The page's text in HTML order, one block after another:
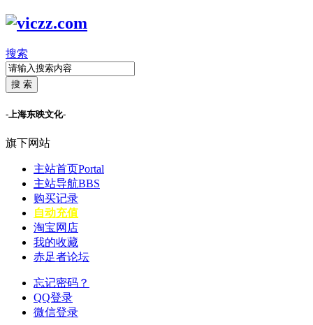
搜索
搜 索
-上海东映文化-
旗下网站
主站首页Portal
主站导航BBS
购买记录
自动充值
淘宝网店
我的收藏
赤足者论坛
忘记密码？
QQ登录
微信登录